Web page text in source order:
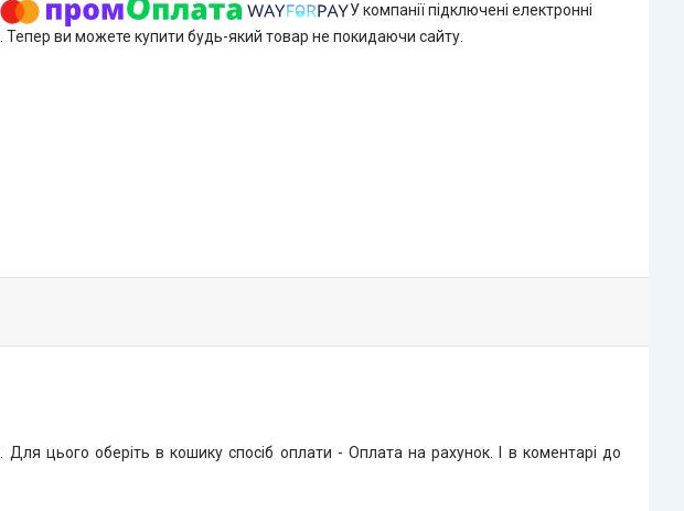
У компанії підключені електронні
Тепер ви можете купити будь-який товар не покидаючи сайту.
цього оберіть в кошику спосіб оплати - Оплата на рахунок. І в коментарі до